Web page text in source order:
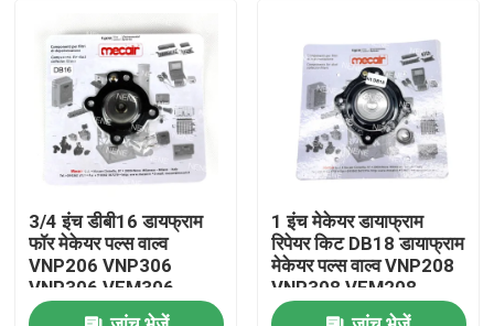
3/4 इंच डीबी16 डायफ्राम
फॉर मेकेयर पल्स वाल्व
VNP206 VNP306
VNP306 VEM306
1 इंच मेकेयर डायाफ्राम
रिपेयर किट DB18 डायाफ्राम
मेकेयर पल्स वाल्व VNP208
VNP308 VEM208
VEM308 VNP408